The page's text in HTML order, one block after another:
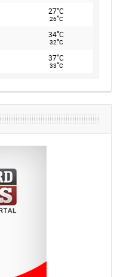
27°C
26°C
34°C
32°C
37°C
33°C